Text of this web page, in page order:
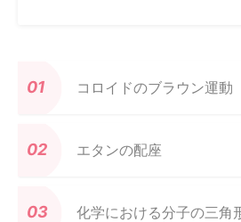
コロイドのブラウン運動
エタンの配座
化学における分子の三角